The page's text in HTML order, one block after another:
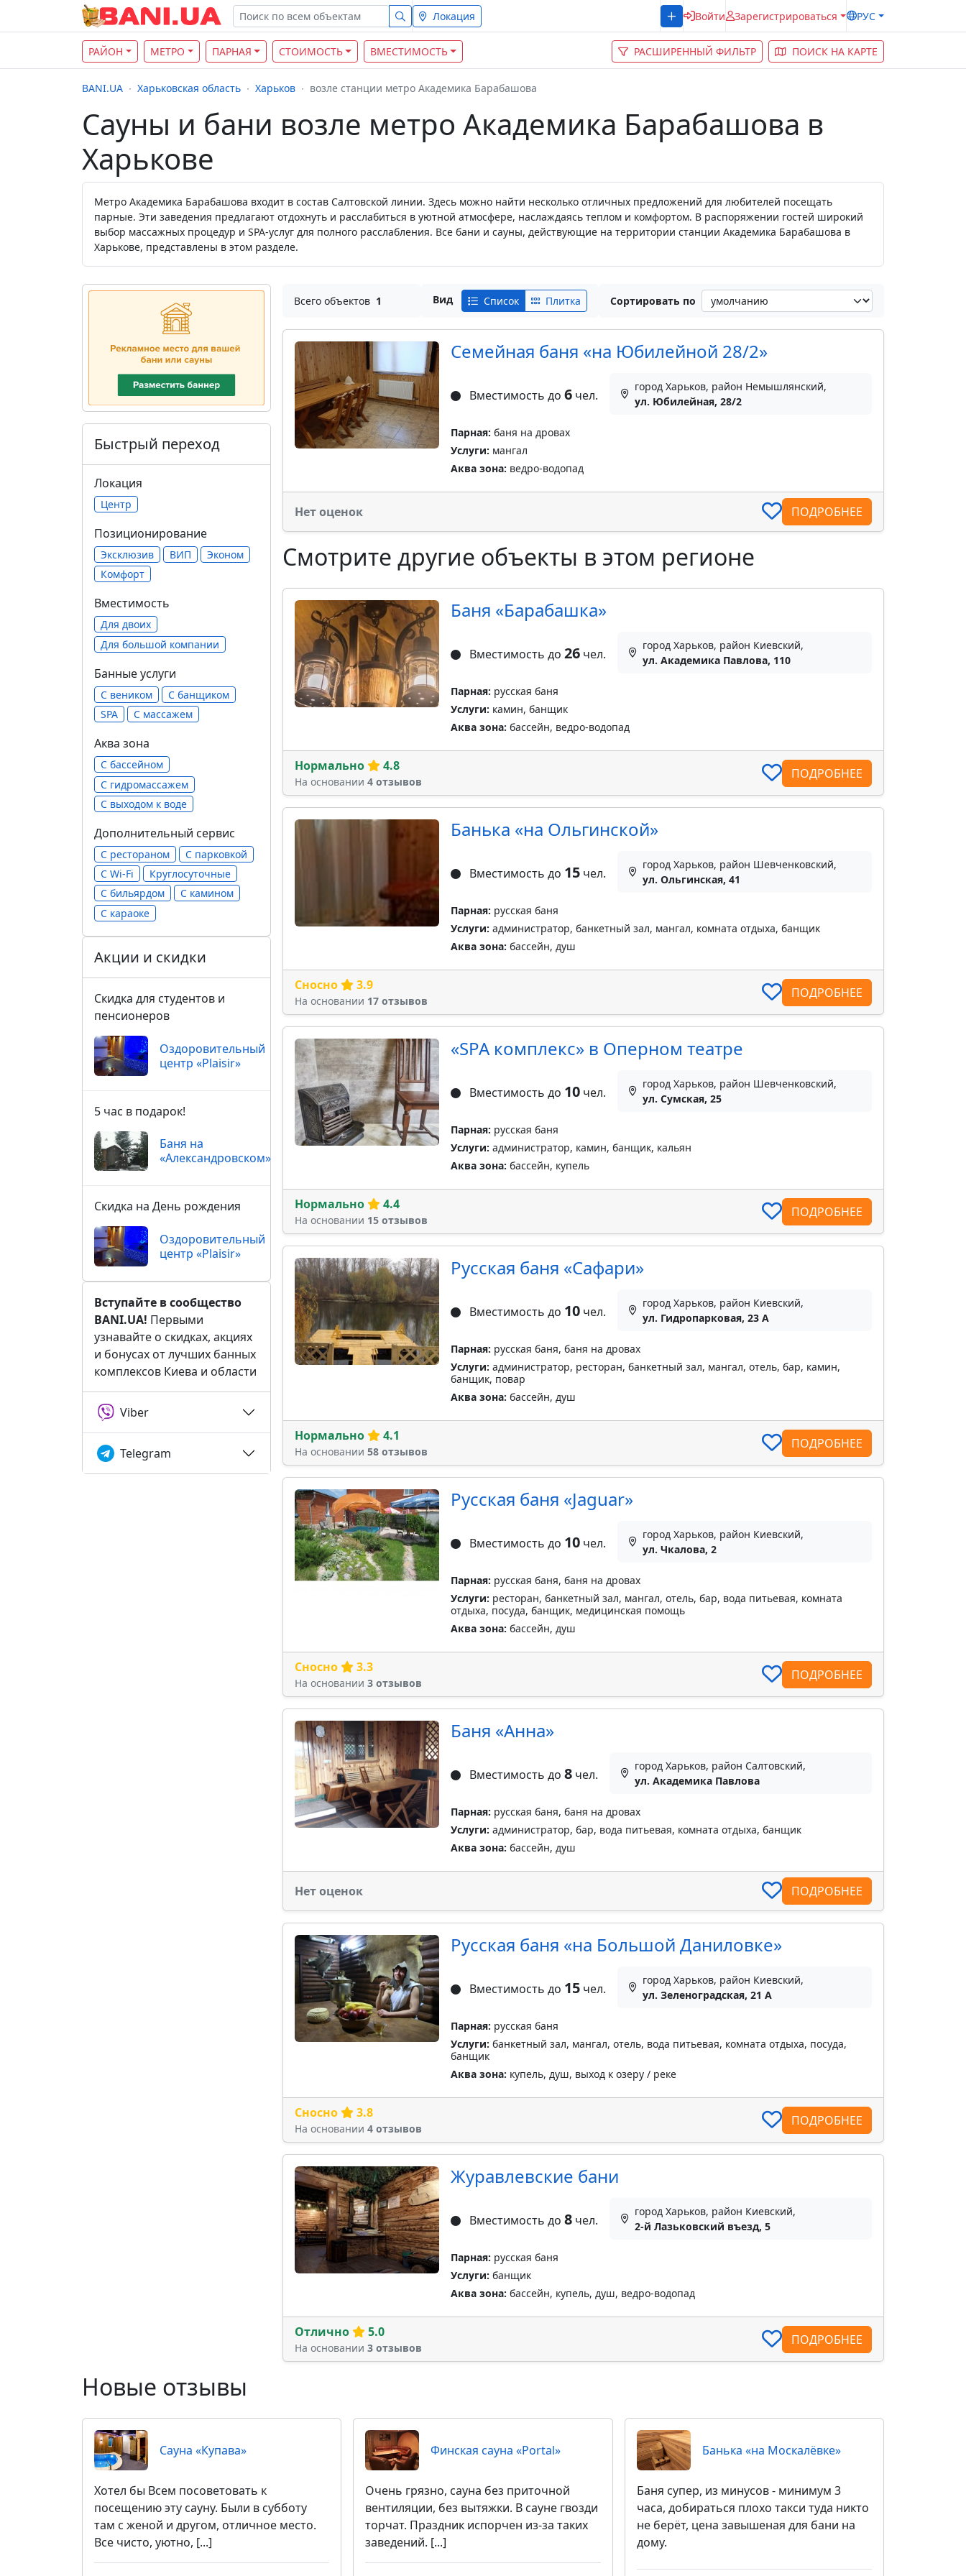
Локация Войти Зарегистрироваться РУС
РАЙОН МЕТРО ПАРНАЯ СТОИМОСТЬ ВМЕСТИМОСТЬ РАСШИРЕННЫЙ ФИЛЬТР ПОИСК НА КАРТЕ
BANI.UA Харьковская область Харьков возле станции метро Академика Барабашова
Сауны и бани возле метро Академика Барабашова в
Харькове
Метро Академика Барабашова входит в состав Салтовской линии. Здесь можно найти несколько отличных предложений для любителей посещать
парные. Эти заведения предлагают отдохнуть и расслабиться в уютной атмосфере, наслаждаясь теплом и комфортом. В распоряжении гостей широкий
выбор массажных процедур и SPA-услуг для полного расслабления. Все бани и сауны, действующие на территории станции Академика Барабашова в
Харькове, представлены в этом разделе.
Всего объектов 1 Вид Список Плитка Сортировать по
Семейная баня «на Юбилейной 28/2»
Вместимость до 6чел.
город Харьков, район Немышлянский,
ул. Юбилейная, 28/2
Парная: баня на дровах
Услуги: мангал
Аква зона: ведро-водопад
Нет оценок ПОДРОБНЕЕ
Смотрите другие объекты в этом регионе
Баня «Барабашка»
Вместимость до 26чел.
город Харьков, район Киевский,
ул. Академика Павлова, 110
Парная: русская баня
Услуги: камин, банщик
Аква зона: бассейн, ведро-водопад
Нормально 4.8
На основании 4 отзывов
ПОДРОБНЕЕ
Банька «на Ольгинской»
Вместимость до 15чел.
город Харьков, район Шевченковский,
ул. Ольгинская, 41
Парная: русская баня
Услуги: администратор, банкетный зал, мангал, комната отдыха, банщик
Аква зона: бассейн, душ
Сносно 3.9
На основании 17 отзывов
ПОДРОБНЕЕ
«SPA комплекс» в Оперном театре
Вместимость до 10чел.
город Харьков, район Шевченковский,
ул. Сумская, 25
Парная: русская баня
Услуги: администратор, камин, банщик, кальян
Аква зона: бассейн, купель
Нормально 4.4
На основании 15 отзывов
ПОДРОБНЕЕ
Русская баня «Сафари»
Вместимость до 10чел.
город Харьков, район Киевский,
ул. Гидропарковая, 23 А
Парная: русская баня, баня на дровах
Услуги: администратор, ресторан, банкетный зал, мангал, отель, бар, камин,
банщик, повар
Аква зона: бассейн, душ
Нормально 4.1
На основании 58 отзывов
ПОДРОБНЕЕ
Русская баня «Jaguar»
Вместимость до 10чел.
город Харьков, район Киевский,
ул. Чкалова, 2
Парная: русская баня, баня на дровах
Услуги: ресторан, банкетный зал, мангал, отель, бар, вода питьевая, комната
отдыха, посуда, банщик, медицинская помощь
Аква зона: бассейн, душ
Сносно 3.3
На основании 3 отзывов
ПОДРОБНЕЕ
Баня «Анна»
Вместимость до 8чел.
город Харьков, район Салтовский,
ул. Академика Павлова
Парная: русская баня, баня на дровах
Услуги: администратор, бар, вода питьевая, комната отдыха, банщик
Аква зона: бассейн, душ
Нет оценок ПОДРОБНЕЕ
Русская баня «на Большой Даниловке»
Вместимость до 15чел.
город Харьков, район Киевский,
ул. Зеленоградская, 21 А
Парная: русская баня
Услуги: банкетный зал, мангал, отель, вода питьевая, комната отдыха, посуда,
банщик
Аква зона: купель, душ, выход к озеру / реке
Сносно 3.8
На основании 4 отзывов
ПОДРОБНЕЕ
Журавлевские бани
Вместимость до 8чел.
город Харьков, район Киевский,
2-й Лазьковский въезд, 5
Парная: русская баня
Услуги: банщик
Аква зона: бассейн, купель, душ, ведро-водопад
Отлично 5.0
На основании 3 отзывов
ПОДРОБНЕЕ
Быстрый переход
Локация
Центр
Позиционирование
Эксклюзив ВИП
Эконом
Комфорт
Вместимость
Для двоих
Для большой компании
Банные услуги
С веником
С банщиком
SPA
С массажем
Аква зона
С бассейном
С гидромассажем
С выходом к воде
Дополнительный сервис
С рестораном
С парковкой
С Wi-Fi
Круглосуточные
С бильярдом
С камином
С караоке
Акции и скидки
Скидка для студентов и
пенсионеров
Оздоровительный
центр «Plaisir»
5 час в подарок!
Баня на
«Александровском»
Скидка на День рождения
Оздоровительный
центр «Plaisir»
Вступайте в сообщество
BANI.UA! Первыми
узнавайте о скидках, акциях
и бонусах от лучших банных
комплексов Киева и области
Viber
Telegram
Новые отзывы
Сауна «Купава»
Хотел бы Всем посоветовать к
посещению эту сауну. Были в субботу
там с женой и другом, отличное место.
Все чисто, уютно, [...]
Финская сауна «Portal»
Очень грязно, сауна без приточной
вентиляции, без вытяжки. В сауне гвозди
торчат. Праздник испорчен из-за таких
заведений. [...]
Банька «на Москалёвке»
Баня супер, из минусов - минимум 3
часа, добираться плохо такси туда никто
не берёт, цена завышеная для бани на
дому.